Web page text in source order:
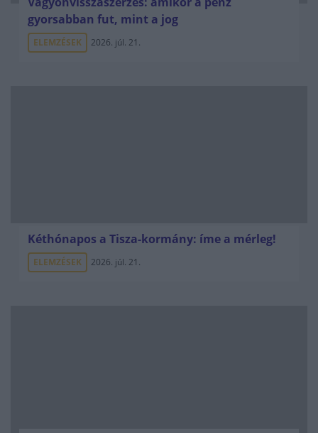
gyorsabban fut, mint a jog
ELEMZÉSEK 2026. júl. 21.
Kéthónapos a Tisza-kormány: íme a mérleg!
ELEMZÉSEK 2026. júl. 21.